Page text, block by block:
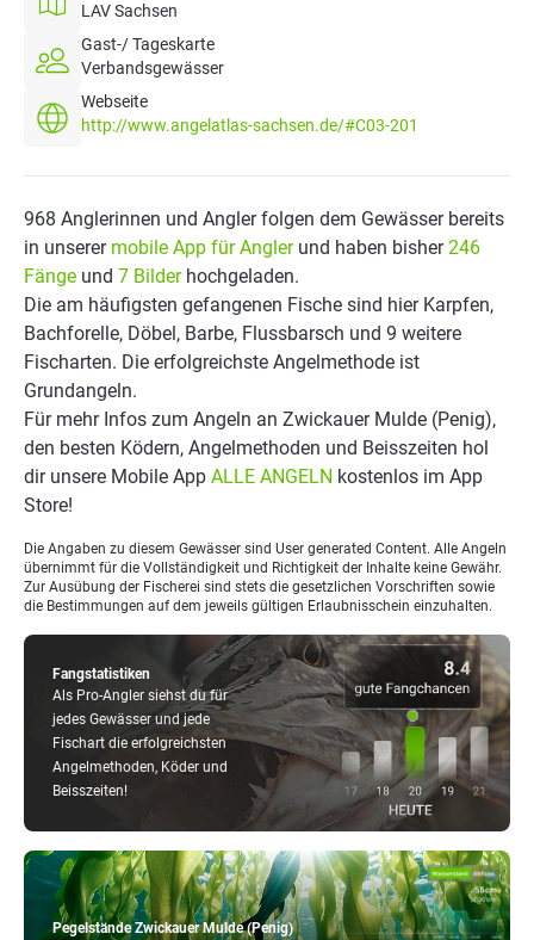
LAV Sachsen
Gast-/ Tageskarte
Verbandsgewässer
Webseite
http://www.angelatlas-sachsen.de/#C03-201
Pegelstände Zwickauer Mulde (Penig)
Fangstatistiken
Als Pro-Angler siehst du für
jedes Gewässer und jede
Fischart die erfolgreichsten
Angelmethoden, Köder und
Beisszeiten!
968 Anglerinnen und Angler folgen dem Gewässer bereits
in unserer mobile App für Anglerund haben bisher246
Fänge und 7 Bilderhochgeladen.
Die am häufigsten gefangenen Fische sind hier Karpfen,
Bachforelle, Döbel, Barbe, Flussbarsch und 9 weitere
Fischarten. Die erfolgreichste Angelmethode ist
Grundangeln.
Für mehr Infos zum Angeln an Zwickauer Mulde (Penig),
den besten Ködern, Angelmethoden und Beisszeiten hol
dir unsere Mobile App ALLE ANGELN kostenlos im App
Store!
Die Angaben zu diesem Gewässer sind User generated Content. Alle Angeln
übernimmt für die Vollständigkeit und Richtigkeit der Inhalte keine Gewähr.
Zur Ausübung der Fischerei sind stets die gesetzlichen Vorschriften sowie
die Bestimmungen auf dem jeweils gültigen Erlaubnisschein einzuhalten.